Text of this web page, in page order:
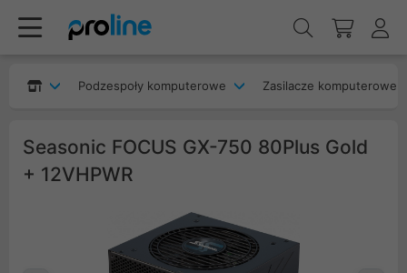
Podzespoły komputerowe Zasilacze komputerowe
Seasonic FOCUS GX-750 80Plus Gold
+ 12VHPWR